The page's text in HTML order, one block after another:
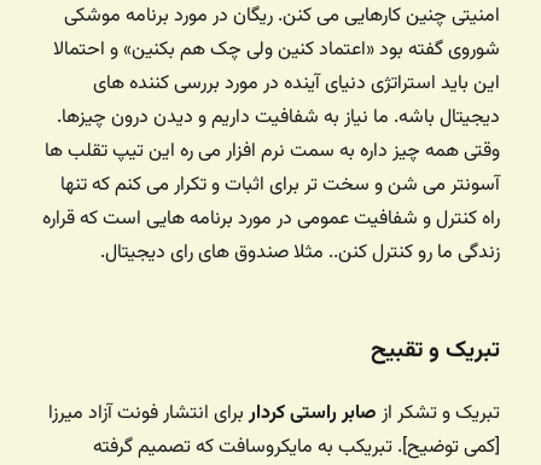
امنیتی چنین کارهایی می کنن. ریگان در مورد برنامه موشکی
شوروی گفته بود «اعتماد کنین ولی چک هم بکنین» و احتمالا
این باید استراتژی دنیای آینده در مورد بررسی کننده های
دیجیتال باشه. ما نیاز به شفافیت داریم و دیدن درون چیزها.
وقتی همه چیز داره به سمت نرم افزار می ره این تیپ تقلب ها
آسونتر می شن و سخت تر برای اثبات و تکرار می کنم که تنها
راه کنترل و شفافیت عمومی در مورد برنامه هایی است که قراره
زندگی ما رو کنترل کنن.. مثلا صندوق های رای دیجیتال.
تبریک و تقبیح
تبریک و تشکر از صابر راستی کرداربرای انتشار فونت آزاد میرزا
[کمی توضیح]. تبریکب به مایکروسافت که تصمیم گرفته